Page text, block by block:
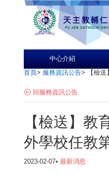
中心介紹
首頁> 服務資訊公告> 【檢
回服務資訊公告
【檢送】教
外學校任教
2023-02-07• 最新消息